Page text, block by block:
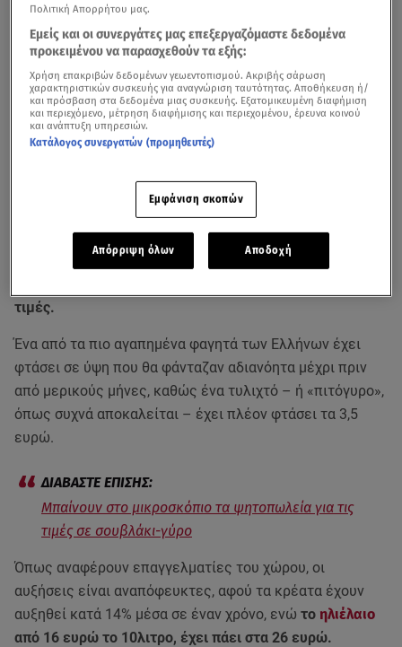
Σε είδος πολυτελείας κοντεύουν να μετεξελιχθούν το
τιμές.
Ένα από τα πιο αγαπημένα φαγητά των Ελλήνων έχει
φτάσει σε ύψη που θα φάνταζαν αδιανόητα μέχρι πριν
από μερικούς μήνες, καθώς ένα τυλιχτό – ή «πιτόγυρο»,
όπως συχνά αποκαλείται – έχει πλέον φτάσει τα 3,5
ευρώ.
Μπαίνουν στο μικροσκόπιο τα ψητοπωλεία για τις
τιμές σε σουβλάκι-γύρο
Όπως αναφέρουν επαγγελματίες του χώρου, οι
αυξήσεις είναι αναπόφευκτες, αφού τα κρέατα έχουν
αυξηθεί κατά 14% μέσα σε έναν χρόνο, ενώ το ηλιέλαιο
από 16 ευρώ το 10λιτρο, έχει πάει στα 26 ευρώ.
Πολιτική Απορρήτου μας.
Εμείς και οι συνεργάτες μας επεξεργαζόμαστε δεδομένα
προκειμένου να παρασχεθούν τα εξής:
Χρήση επακριβών δεδομένων γεωεντοπισμού. Ακριβής σάρωση
χαρακτηριστικών συσκευής για αναγνώριση ταυτότητας. Αποθήκευση ή/
και πρόσβαση στα δεδομένα μιας συσκευής. Εξατομικευμένη διαφήμιση
και περιεχόμενο, μέτρηση διαφήμισης και περιεχομένου, έρευνα κοινού
και ανάπτυξη υπηρεσιών.
Κατάλογος συνεργατών (προμηθευτές)
Εμφάνιση σκοπών
Απόρριψη όλων Αποδοχή